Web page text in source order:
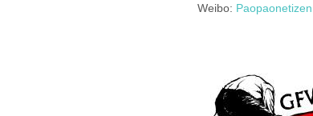
Weibo: Paopaonetizen
gfw_blog_small.jpg